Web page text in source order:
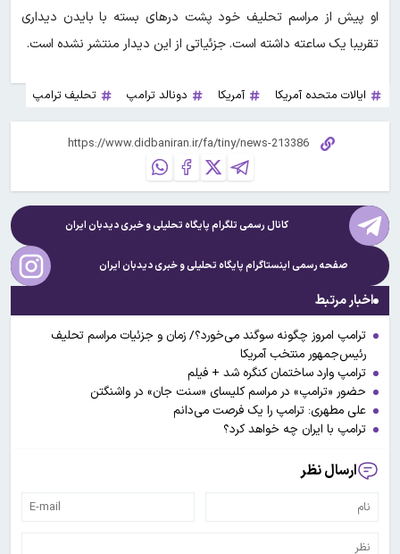
او پیش از مراسم تحلیف خود پشت درهای بسته با بایدن دیداری
تقریبا یک ساعته داشته است. جزئیاتی از این دیدار منتشر نشده است.
ایالات متحده آمریکا آمریکا دونالد ترامپ تحلیف ترامپ
کانال رسمی تلگرام پایگاه تحلیلی و خبریدیدبان ایران
صفحه رسمی اینستاگرام پایگاه تحلیلی و خبریدیدبان ایران
اخبار مرتبط
ترامپ امروز چگونه سوگند می‌خورد؟/ زمان و جزئیات مراسم تحلیف
رئیس‌جمهور منتخب آمریکا
ترامپ وارد ساختمان کنگره شد + فیلم
حضور «ترامپ» در مراسم کلیسای «سنت جان» در واشنگتن
علی مطهری: ترامپ را یک فرصت می‌دانم
ترامپ با ایران چه خواهد کرد؟
ارسال نظر